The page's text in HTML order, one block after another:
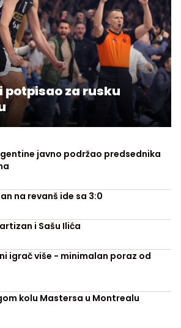
potpisao za rusku
javno podržao predsednika
na revanš ide sa 3:0
i Sašu Ilića
igrač više - minimalan poraz od
kolu Mastersa u Montrealu